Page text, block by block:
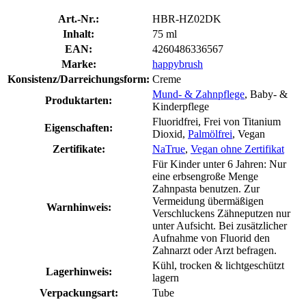
Art.-Nr.:
HBR-HZ02DK
Inhalt:
75 ml
EAN:
4260486336567
Marke:
happybrush
Konsistenz/Darreichungsform: Creme
Produktarten:
Mund- & Zahnpflege, Baby- &
Kinderpflege
Eigenschaften:
Fluoridfrei, Frei von Titanium
Dioxid, Palmölfrei, Vegan
Zertifikate:
NaTrue, Vegan ohne Zertifikat
Warnhinweis:
Für Kinder unter 6 Jahren: Nur
eine erbsengroße Menge
Zahnpasta benutzen. Zur
Vermeidung übermäßigen
Verschluckens Zähneputzen nur
unter Aufsicht. Bei zusätzlicher
Aufnahme von Fluorid den
Zahnarzt oder Arzt befragen.
Lagerhinweis:
Kühl, trocken & lichtgeschützt
lagern
Verpackungsart:
Tube